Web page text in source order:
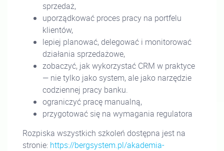
sprzedaż,
uporządkować proces pracy na portfelu
klientów,
lepiej planować, delegować i monitorować
działania sprzedażowe,
zobaczyć, jak wykorzystać CRM w praktyce
— nie tylko jako system, ale jako narzędzie
codziennej pracy banku.
ograniczyć pracę manualną,
przygotować się na wymagania regulatora
Rozpiska wszystkich szkoleń dostępna jest na
stronie: https://bergsystem.pl/akademia-